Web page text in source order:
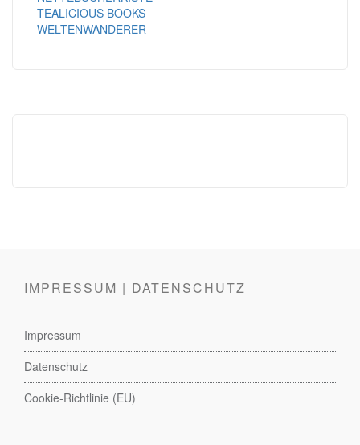
TEALICIOUS BOOKS
WELTENWANDERER
IMPRESSUM | DATENSCHUTZ
Impressum
Datenschutz
Cookie-Richtlinie (EU)